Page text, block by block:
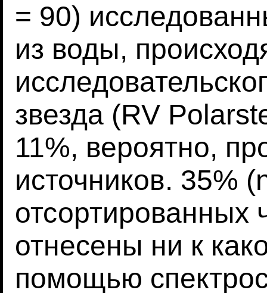
= 90)
из воды,
звезда (RV
11%, вероятно,
источников. 35%
отсортированных
отнесены ни к
помощью